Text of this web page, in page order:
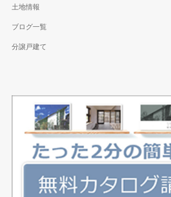
土地情報
ブログ一覧
分譲戸建て